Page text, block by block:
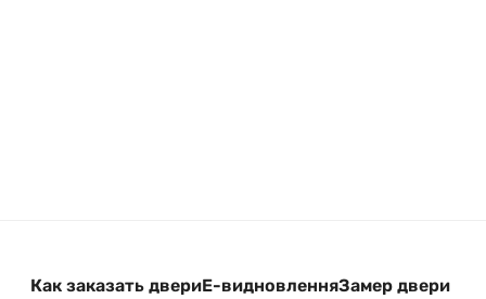
Как заказать двериЕ-видновленняЗамер двери